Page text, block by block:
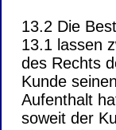
13.2 Die
13.1 lassen
des Rechts
Kunde
Aufenthalt
soweit der